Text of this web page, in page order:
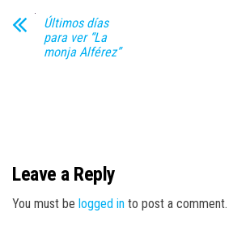
Últimos días
para ver “La
monja Alférez”
Leave a Reply
You must be logged in to post a comment.